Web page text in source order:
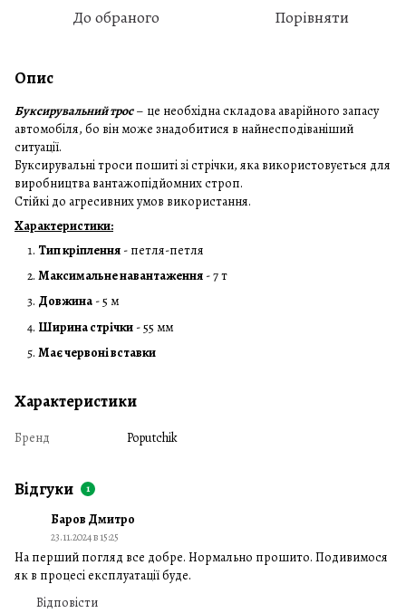
До обраного Порівняти
Опис
Буксирувальний трос– це необхідна складова аварійного запасу
автомобіля, бо він може знадобитися в найнесподіваніший
ситуації.
Буксирувальні троси пошиті зі стрічки, яка використовується для
виробництва вантажопідйомних строп.
Стійкі до агресивних умов використання.
Характеристики:
Тип кріплення - петля-петля
Максимальне навантаження - 7 т
Довжина - 5 м
Ширина стрічки - 55 мм
Має червоні вставки
Характеристики
Бренд Poputchik
Відгуки 1
Баров Дмитро
23.11.2024 в 15:25
На перший погляд все добре. Нормально прошито. Подивимося
як в процесі експлуатації буде.
Відповісти